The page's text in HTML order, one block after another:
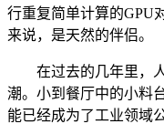
行重复简单计算的GPU
来说，是天然的伴侣。
在过去的几年里，人
潮。小到餐厅中的小料
能已经成为了工业领域